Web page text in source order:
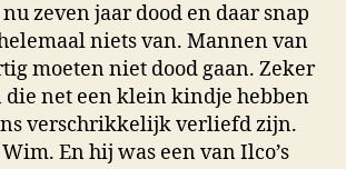
zeven jaar dood en daar snap
niets van. Mannen van
moeten niet dood gaan. Zeker
die net een klein kindje hebben
verschrikkelijk verliefd zijn.
En hij was een van Ilco’s